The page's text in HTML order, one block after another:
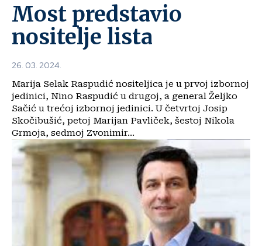
Most predstavio
nositelje lista
26. 03. 2024.
Marija Selak Raspudić nositeljica je u prvoj izbornoj
jedinici, Nino Raspudić u drugoj, a general Željko
Sačić u trećoj izbornoj jedinici. U četvrtoj Josip
Skočibušić, petoj Marijan Pavliček, šestoj Nikola
Grmoja, sedmoj Zvonimir...